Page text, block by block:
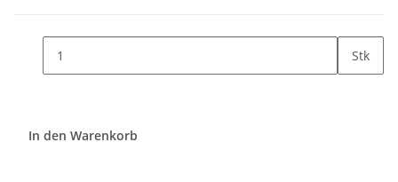
Stk
In den Warenkorb